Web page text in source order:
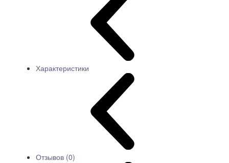
Характеристики
Отзывов (0)